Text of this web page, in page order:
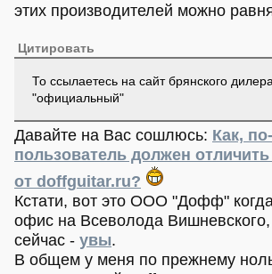
этих производителей можно
Цитировать
То ссылаетесь на сайт брянского
"официальный"
Давайте на Вас сошлюсь: Как,
пользователь должен
от doffguitar.ru?
Кстати, вот это ООО "Дофф"
офис на Всеволода
сейчас - увы.
В общем у меня по прежнему